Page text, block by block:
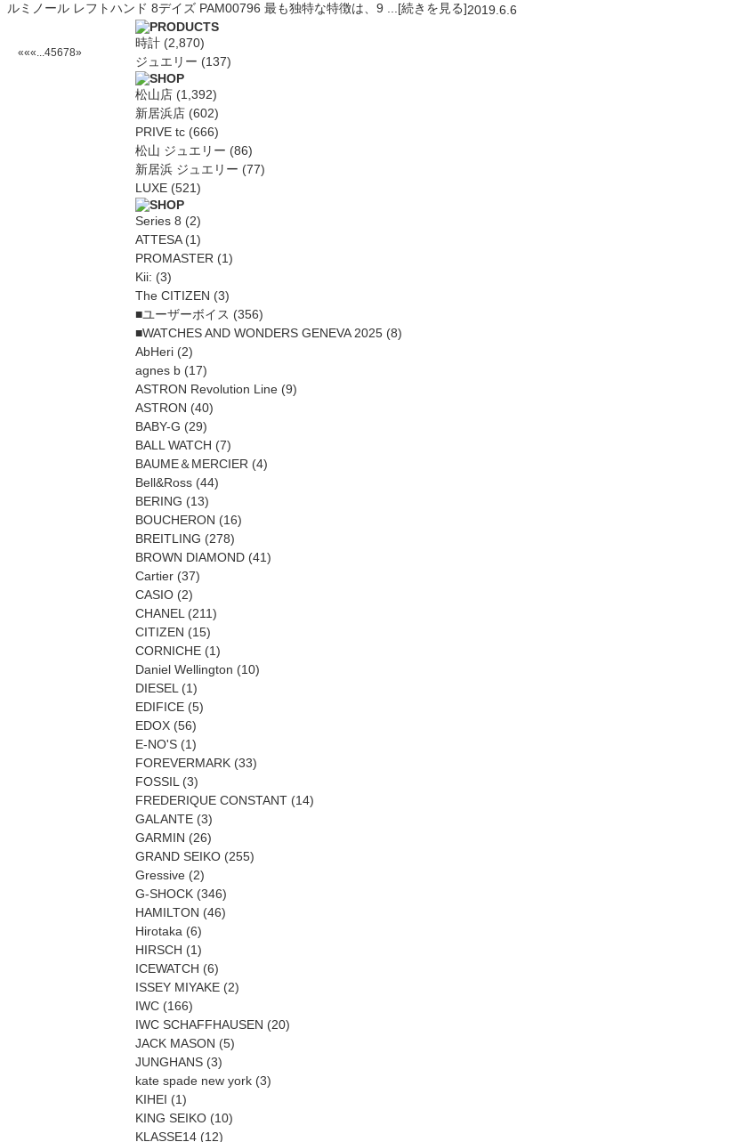
ルミノール レフトハンド 8デイズ PAM00796 最も独特な特徴は、9 ...[続きを見る]2019.6.6
«««...45678»
時計 (2,870)
ジュエリー (137)
松山店 (1,392)
新居浜店 (602)
PRIVE tc (666)
松山 ジュエリー (86)
新居浜 ジュエリー (77)
LUXE (521)
Series 8 (2)
ATTESA(1)
PROMASTER (1)
Kii: (3)
The CITIZEN (3)
■ユーザーボイス (356)
■WATCHES AND WONDERS GENEVA 2025 (8)
AbHeri (2)
agnes b (17)
ASTRON Revolution Line (9)
ASTRON (40)
BABY-G (29)
BALL WATCH (7)
BAUME＆MERCIER (4)
Bell&Ross (44)
BERING (13)
BOUCHERON (16)
BREITLING (278)
BROWN DIAMOND (41)
Cartier (37)
CASIO (2)
CHANEL (211)
CITIZEN (15)
CORNICHE (1)
Daniel Wellington (10)
DIESEL (1)
EDIFICE (5)
EDOX (56)
E-NO'S (1)
FOREVERMARK (33)
FOSSIL (3)
FREDERIQUE CONSTANT (14)
GALANTE (3)
GARMIN (26)
GRAND SEIKO (255)
Gressive (2)
G-SHOCK (346)
HAMILTON (46)
Hirotaka (6)
HIRSCH (1)
ICEWATCH (6)
ISSEY MIYAKE (2)
IWC (166)
IWC SCHAFFHAUSEN (20)
JACK MASON (5)
JUNGHANS (3)
kate spade new york (3)
KIHEI (1)
KING SEIKO (10)
KLASSE14 (12)